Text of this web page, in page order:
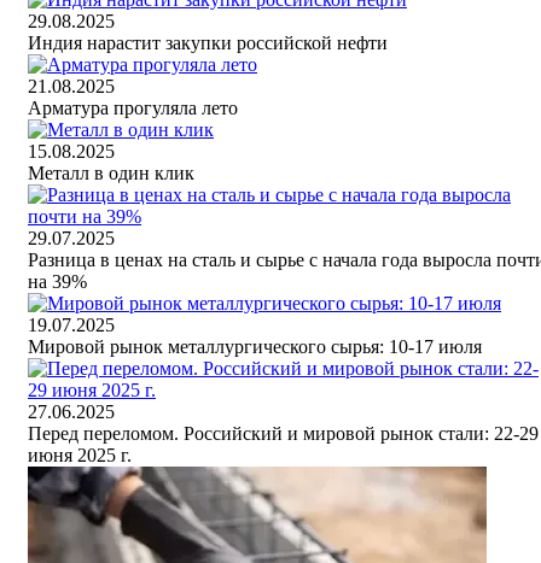
29.08.2025
Индия нарастит закупки российской нефти
21.08.2025
Арматура прогуляла лето
15.08.2025
Металл в один клик
29.07.2025
Разница в ценах на сталь и сырье с начала года выросла
на 39%
19.07.2025
Мировой рынок металлургического сырья: 10-17 июля
27.06.2025
Перед переломом. Российский и мировой рынок стали: 22-29
июня 2025 г.